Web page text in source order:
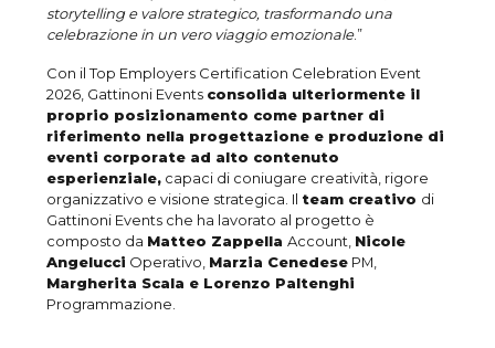
storytelling e valore strategico, trasformando una
celebrazione in un vero viaggio emozionale.”
Con il Top Employers Certification Celebration Event
2026, Gattinoni Events consolida ulteriormente il
proprio posizionamento come partner di
riferimento nella progettazione e produzione di
eventi corporate ad alto contenuto
esperienziale, capaci di coniugare creatività, rigore
organizzativo e visione strategica. Il team creativo di
Gattinoni Events che ha lavorato al progetto è
composto da Matteo ZappellaAccount, Nicole
Angelucci Operativo, Marzia Cenedese PM,
Margherita Scala e Lorenzo Paltenghi
Programmazione.